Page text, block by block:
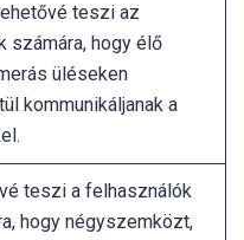
teszi az
számára, hogy élő
üléseken
kommunikáljanak a
teszi a felhasználók
hogy négyszemközt,